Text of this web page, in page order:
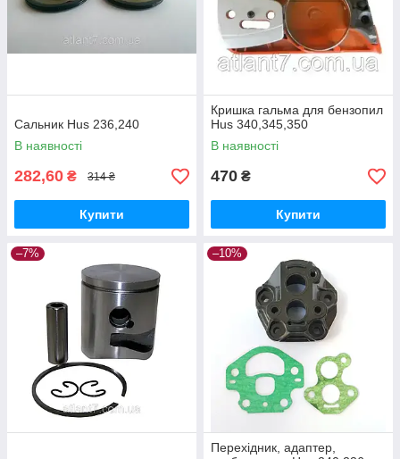
Сальник Hus 236,240
В наявності
282,60 ₴ 314 ₴
Купити
Кришка гальма для бензопил
Hus 340,345,350
В наявності
470 ₴
Купити
–7% –10%
Перехідник, адаптер,